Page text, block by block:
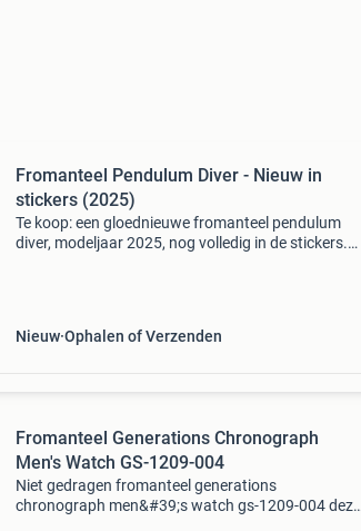
Fromanteel Pendulum Diver - Nieuw in
stickers (2025)
Te koop: een gloednieuwe fromanteel pendulum
diver, modeljaar 2025, nog volledig in de stickers.
Nieuw Ophalen of Verzenden
Fromanteel Generations Chronograph
Men's Watch GS-1209-004
Niet gedragen fromanteel generations
chronograph men&#39;s watch gs-1209-004 deze